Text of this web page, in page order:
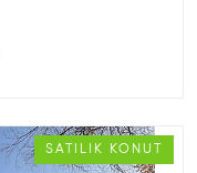
SATILIK KONUT